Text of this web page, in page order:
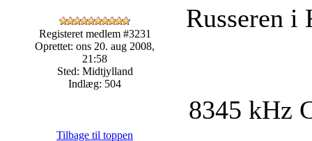
Registeret medlem #3231
Oprettet: ons 20. aug 2008,
21:58
Sted: Midtjylland
Indlæg: 504
Russeren i
8345 kHz
Tilbage til toppen